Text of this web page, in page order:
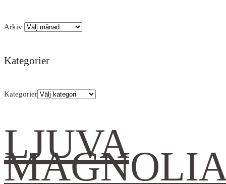
Arkiv
Kategorier
Kategorier
LJUVA